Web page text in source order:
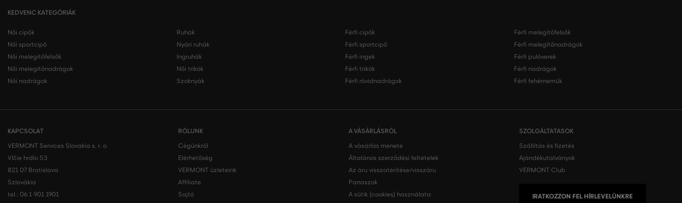
KEDVENC KATEGÓRIÁK
Női cipők
Női sportcipő
Női melegítőfelsők
Női melegítőnadrágok
Női nadrágok
Ruhák
Nyári ruhák
Ingruhák
Női trikók
Szoknyák
Férfi cipők
Férfi sportcipő
Férfi ingek
Férfi trikók
Férfi rövidnadrágok
Férfi melegítőfelsők
Férfi melegítőnadrágok
Férfi pulóverek
Férfi nadrágok
Férfi fehérneműk
KAPCSOLAT
VERMONT Services Slovakia s. r. o.
Vlčie hrdlo 53
821 07 Bratislava
Szlovákia
tel.: 06 1 901 1901
RÓLUNK
Cégünkről
Elérhetőség
VERMONT üzleteink
Affiliate
Sajtó
A VÁSÁRLÁSRÓL
A vásárlás menete
Általános szerződési feltételek
Az áru visszatérítése/visszáru
Panaszok
A sütik (cookies) használata
SZOLGÁLTATASOK
Szállítás és fizetés
Ajándékutalványok
VERMONT Club
IRATKOZZON FEL HÍRLEVELÜNKRE